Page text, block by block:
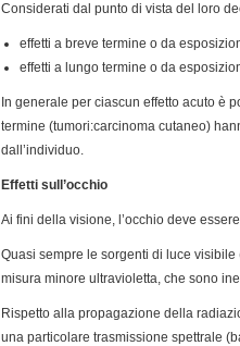
Considerati dal punto di vista del loro
effetti a breve termine o da
effetti a lungo termine o da
In generale per ciascun effetto acuto è
termine (tumori:carcinoma cutaneo)
dall’individuo.
Effetti sull’occhio
Ai fini della visione, l’occhio deve
Quasi sempre le sorgenti di luce
misura minore ultravioletta, che sono
Rispetto alla propagazione della
una particolare trasmissione spettrale